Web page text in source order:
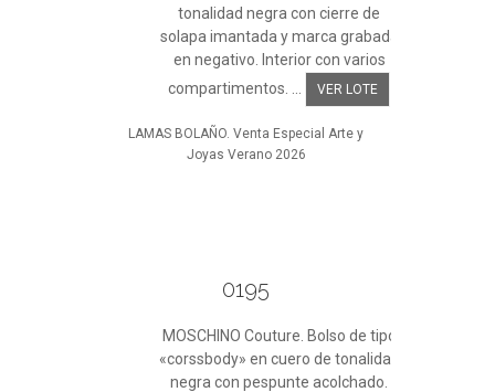
tonalidad negra con cierre de
solapa imantada y marca grabada
en negativo. Interior con varios
compartimentos. ...
VER LOTE
LAMAS BOLAÑO. Venta Especial Arte y
Joyas Verano 2026
0195
MOSCHINO Couture. Bolso de tipo
«corssbody» en cuero de tonalidad
negra con pespunte acolchado.